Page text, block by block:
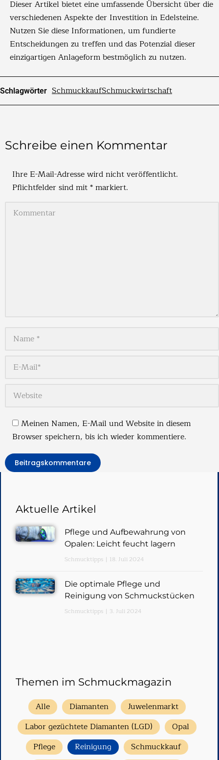
Dieser Artikel bietet eine umfassende Übersicht über die
verschiedenen Aspekte der Investition in Edelsteine.
Nutzen Sie diese Informationen, um fundierte
Entscheidungen zu treffen und das Potenzial dieser
einzigartigen Anlageform bestmöglich zu nutzen.
Schlagwörter SchmuckkaufSchmuckwirtschaft
Schreibe einen Kommentar
Ihre E-Mail-Adresse wird nicht veröffentlicht.
Pflichtfelder sind mit*markiert.
Kommentar
Name *
E-Mail *
Website
Meinen Namen, E-Mail und Website in diesem
Browser speichern, bis ich wieder kommentiere.
Beitragskommentare
Aktuelle Artikel
Pflege und Aufbewahrung von
Opalen: Leicht feucht lagern
Schmucktipps 18. Juli 2024
Die optimale Pflege und
Reinigung von Schmuckstücken
Schmucktipps 3. Juli 2024
Themen im Schmuckmagazin
Alle Diamanten
Juwelenmarkt
Labor gezüchtete Diamanten (LGD)
Opal
Pflege
Reinigung
Schmuckkauf